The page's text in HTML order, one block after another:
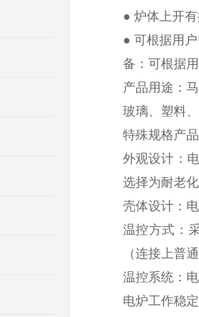
● 炉体上开
● 可根据用
备：可根据
产品用途：
玻璃、塑料
特殊规格产
外观设计 ：
选择为耐老
壳体设计：
温控方式 ：
（连接上普
温控系统：
电炉工作稳